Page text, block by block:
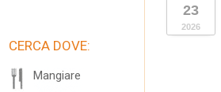
23
2026
CERCA DOVE:
Mangiare